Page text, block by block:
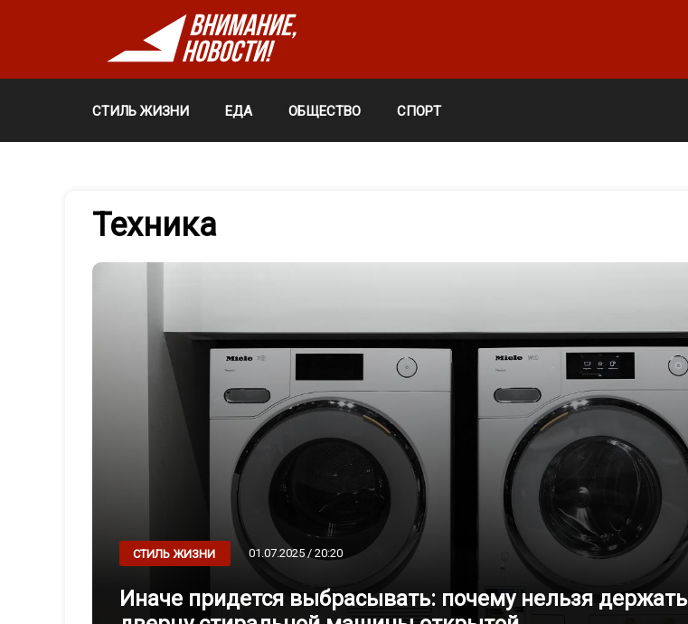
СТИЛЬ ЖИЗНИ ЕДА ОБЩЕСТВО СПОРТ
Техника
СТИЛЬ ЖИЗНИ 01.07.2025 / 20:20
Иначе придется выбрасывать: почему нельзя держать